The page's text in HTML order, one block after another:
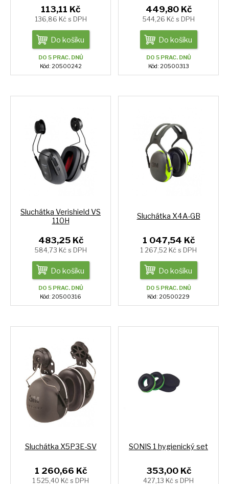
113,11 Kč
136,86 Kč s DPH
Do košíku
DO 5 PRAC. DNŮ
Kód: 20500242
449,80 Kč
544,26 Kč s DPH
Do košíku
DO 5 PRAC. DNŮ
Kód: 20500313
Sluchátka Verishield VS
110H
483,25 Kč
584,73 Kč s DPH
Do košíku
DO 5 PRAC. DNŮ
Kód: 20500316
Sluchátka X4A-GB
1 047,54 Kč
1 267,52 Kč s DPH
Do košíku
DO 5 PRAC. DNŮ
Kód: 20500229
Sluchátka X5P3E-SV
1 260,66 Kč
1 525,40 Kč s DPH
SONIS 1 hygienický set
353,00 Kč
427,13 Kč s DPH